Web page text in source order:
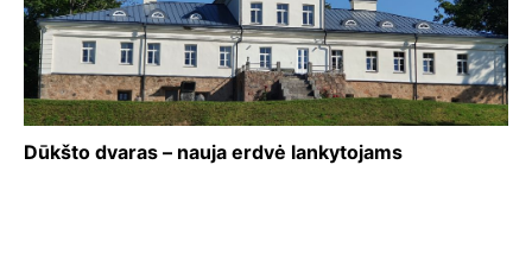
Dūkšto dvaras – nauja erdvė lankytojams